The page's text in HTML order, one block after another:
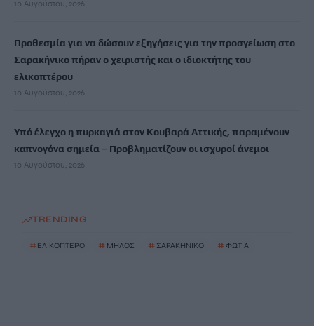
10 Αυγούστου, 2026
Προθεσμία για να δώσουν εξηγήσεις για την προσγείωση στο
Σαρακήνικο πήραν ο χειριστής και ο ιδιοκτήτης του
ελικοπτέρου
10 Αυγούστου, 2026
Υπό έλεγχο η πυρκαγιά στον Κουβαρά Αττικής, παραμένουν
καπνογόνα σημεία – Προβληματίζουν οι ισχυροί άνεμοι
10 Αυγούστου, 2026
TRENDING
# ΕΛΙΚΟΠΤΕΡΟ # ΜΗΛΟΣ # ΣΑΡΑΚΗΝΙΚΟ # ΦΩΤΙΑ